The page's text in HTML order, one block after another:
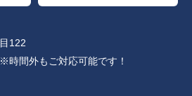
122
時間外もご対応可能です！